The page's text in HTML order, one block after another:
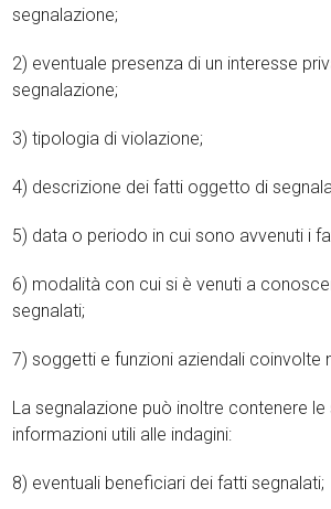
segnalazione;
2) eventuale presenza di un interesse
segnalazione;
3) tipologia di violazione;
4) descrizione dei fatti oggetto di
5) data o periodo in cui sono avvenuti i
6) modalità con cui si è venuti a
segnalati;
7) soggetti e funzioni aziendali coinvolte
La segnalazione può inoltre contenere le
informazioni utili alle indagini:
8) eventuali beneficiari dei fatti segnalati;